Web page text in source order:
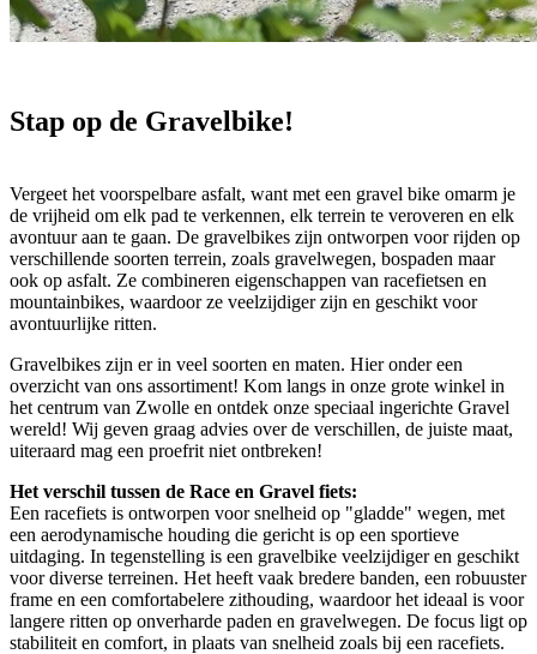
Stap op de Gravelbike!
Vergeet het voorspelbare asfalt, want met een gravel bike omarm je
de vrijheid om elk pad te verkennen, elk terrein te veroveren en elk
avontuur aan te gaan. De gravelbikes zijn ontworpen voor rijden op
verschillende soorten terrein, zoals gravelwegen, bospaden maar
ook op asfalt. Ze combineren eigenschappen van racefietsen en
mountainbikes, waardoor ze veelzijdiger zijn en geschikt voor
avontuurlijke ritten.
Gravelbikes zijn er in veel soorten en maten. Hier onder een
overzicht van ons assortiment! Kom langs in onze grote winkel in
het centrum van Zwolle en ontdek onze speciaal ingerichte Gravel
wereld! Wij geven graag advies over de verschillen, de juiste maat,
uiteraard mag een proefrit niet ontbreken!
Het verschil tussen de Race en Gravel fiets:
Een racefiets is ontworpen voor snelheid op "gladde" wegen, met
een aerodynamische houding die gericht is op een sportieve
uitdaging. In tegenstelling is een gravelbike veelzijdiger en geschikt
voor diverse terreinen. Het heeft vaak bredere banden, een robuuster
frame en een comfortabelere zithouding, waardoor het ideaal is voor
langere ritten op onverharde paden en gravelwegen. De focus ligt op
stabiliteit en comfort, in plaats van snelheid zoals bij een racefiets.